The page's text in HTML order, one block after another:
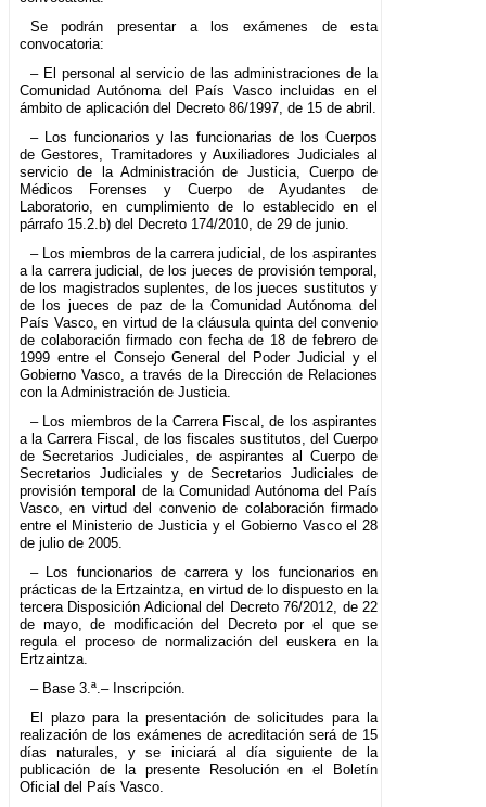
Se podrán presentar a los exámenes de esta
convocatoria:
– El personal al servicio de las administraciones de la
Comunidad Autónoma del País Vasco incluidas en el
ámbito de aplicación del Decreto 86/1997, de 15 de abril.
– Los funcionarios y las funcionarias de los Cuerpos
de Gestores, Tramitadores y Auxiliadores Judiciales al
servicio de la Administración de Justicia, Cuerpo de
Médicos Forenses y Cuerpo de Ayudantes de
Laboratorio, en cumplimiento de lo establecido en el
párrafo 15.2.b) del Decreto 174/2010, de 29 de junio.
– Los miembros de la carrera judicial, de los aspirantes
a la carrera judicial, de los jueces de provisión temporal,
de los magistrados suplentes, de los jueces sustitutos y
de los jueces de paz de la Comunidad Autónoma del
País Vasco, en virtud de la cláusula quinta del convenio
de colaboración firmado con fecha de 18 de febrero de
1999 entre el Consejo General del Poder Judicial y el
Gobierno Vasco, a través de la Dirección de Relaciones
con la Administración de Justicia.
– Los miembros de la Carrera Fiscal, de los aspirantes
a la Carrera Fiscal, de los fiscales sustitutos, del Cuerpo
de Secretarios Judiciales, de aspirantes al Cuerpo de
Secretarios Judiciales y de Secretarios Judiciales de
provisión temporal de la Comunidad Autónoma del País
Vasco, en virtud del convenio de colaboración firmado
entre el Ministerio de Justicia y el Gobierno Vasco el 28
de julio de 2005.
– Los funcionarios de carrera y los funcionarios en
prácticas de la Ertzaintza, en virtud de lo dispuesto en la
tercera Disposición Adicional del Decreto 76/2012, de 22
de mayo, de modificación del Decreto por el que se
regula el proceso de normalización del euskera en la
Ertzaintza.
– Base 3.ª.– Inscripción.
El plazo para la presentación de solicitudes para la
realización de los exámenes de acreditación será de 15
días naturales, y se iniciará al día siguiente de la
publicación de la presente Resolución en el Boletín
Oficial del País Vasco.